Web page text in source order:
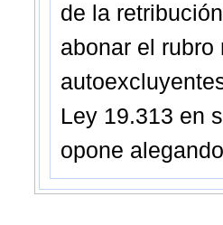
de la
abonar el
Ley 19.313 en
opone